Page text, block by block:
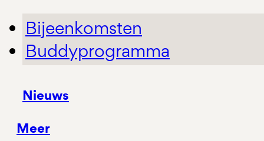
Bijeenkomsten
Buddyprogramma
Nieuws
Meer